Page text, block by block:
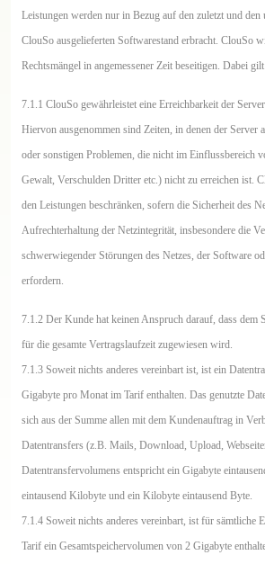
Leistungen werden nur in Bezug auf den zuletzt und
ClouSo ausgelieferten Softwarestand erbracht. ClouSo
Rechtsmängel in angemessener Zeit beseitigen. Dabei
7.1.1 ClouSo gewährleistet eine Erreichbarkeit der
Hiervon ausgenommen sind Zeiten, in denen der Server
oder sonstigen Problemen, die nicht im Einflussbereich
Gewalt, Verschulden Dritter etc.) nicht zu erreichen ist.
den Leistungen beschränken, sofern die Sicherheit des
Aufrechterhaltung der Netzintegrität, insbesondere die
schwerwiegender Störungen des Netzes, der Software
erfordern.
7.1.2 Der Kunde hat keinen Anspruch darauf, dass dem
für die gesamte Vertragslaufzeit zugewiesen wird.
7.1.3 Soweit nichts anderes vereinbart ist, ist ein
Gigabyte pro Monat im Tarif enthalten. Das genutzte
sich aus der Summe allen mit dem Kundenauftrag in
Datentransfers (z.B. Mails, Download, Upload,
Datentransfervolumens entspricht ein Gigabyte
eintausend Kilobyte und ein Kilobyte eintausend Byte.
7.1.4 Soweit nichts anderes vereinbart, ist für sämtliche
Tarif ein Gesamtspeichervolumen von 2 Gigabyte